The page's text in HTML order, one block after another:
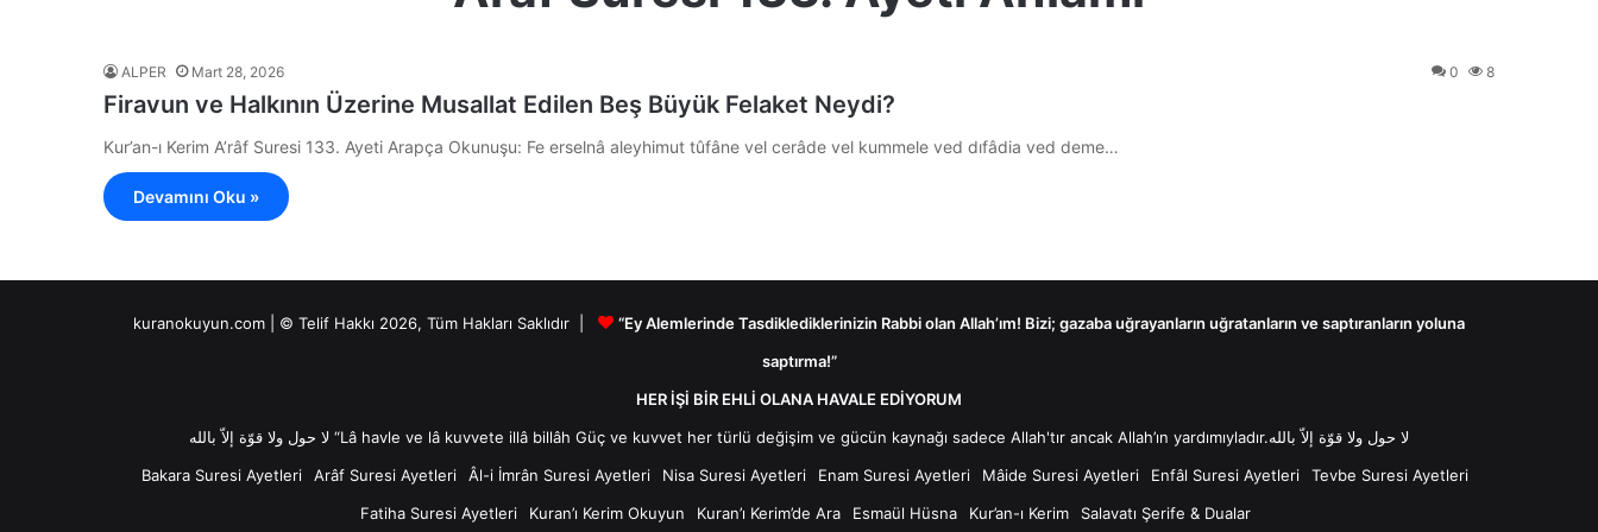
ALPER Mart 28, 2026 0 8
Firavun ve Halkının Üzerine Musallat Edilen Beş Büyük Felaket Neydi?
Kur’an-ı Kerim A’râf Suresi 133. Ayeti Arapça Okunuşu: Fe erselnâ aleyhimut tûfâne vel cerâde vel kummele ved dıfâdia ved deme…
Devamını Oku »
kuranokuyun.com | © Telif Hakkı 2026, Tüm Hakları Saklıdır |
“Ey Alemlerinde Tasdiklediklerinizin Rabbi olan Allah’ım! Bizi; gazaba uğrayanların uğratanların ve saptıranların yoluna
saptırma!”
HER İŞİ BİR EHLİ OLANA HAVALE EDİYORUM
لا حول ولا قوّة إلاّ بالله “Lâ havle ve lâ kuvvete illâ billâh Güç ve kuvvet her türlü değişim ve gücün kaynağı sadece Allah'tır ancak Allah’ın yardımıyladır.لا حول ولا قوّة إلاّ بالله
Bakara Suresi Ayetleri
Arâf Suresi Ayetleri Âl-i İmrân Suresi Ayetleri Nisa Suresi Ayetleri Enam Suresi Ayetleri Mâide Suresi Ayetleri Enfâl Suresi Ayetleri
Tevbe Suresi Ayetleri
Fatiha Suresi Ayetleri
Kuran’ı Kerim Okuyun Kuran’ı Kerim’de Ara Esmaül Hüsna Kur’an-ı Kerim Salavatı Şerife & Dualar